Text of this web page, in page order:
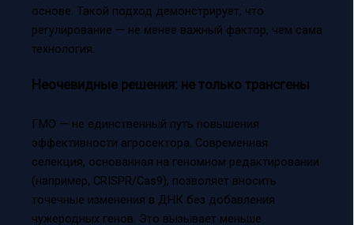
основе. Такой подход демонстрирует, что
регулирование — не менее важный фактор, чем сама
технология.
Неочевидные решения: не только трансгены
ГМО — не единственный путь повышения
эффективности агросектора. Современная
селекция, основанная на геномном редактировании
(например, CRISPR/Cas9), позволяет вносить
точечные изменения в ДНК без добавления
чужеродных генов. Это вызывает меньше